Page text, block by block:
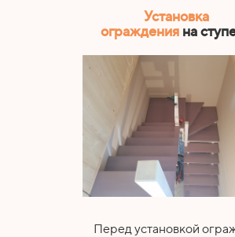
Установка
ограждения на
Перед установкой